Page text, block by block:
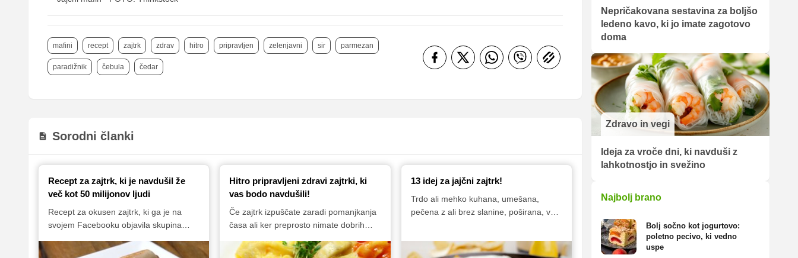
mafini recept zajtrk zdrav hitro pripravljen zelenjavni sir parmezan
paradižnik čebula čedar
Sorodni članki
Recept za zajtrk, ki je navdušil že
več kot 50 milijonov ljudi
Recept za okusen zajtrk, ki ga je na
svojem Facebooku objavila skupina
ogledov, na svojem zidu pa ga je delilo
Hitro pripravljeni zdravi zajtrki, ki
vas bodo navdušili!
Če zajtrk izpuščate zaradi pomanjkanja
časa ali ker preprosto nimate dobrih
početje. Z zaužitjem uravnoteženega
13 idej za jajčni zajtrk!
Trdo ali mehko kuhana, umešana,
pečena z ali brez slanine, poširana, v
preizkusite katerega od naših
Nepričakovana sestavina za boljšo
ledeno kavo, ki jo imate zagotovo
doma
Zdravo in vegi
Ideja za vroče dni, ki navduši z
lahkotnostjo in svežino
Najbolj brano
Bolj sočno kot jogurtovo:
poletno pecivo, ki vedno
uspe